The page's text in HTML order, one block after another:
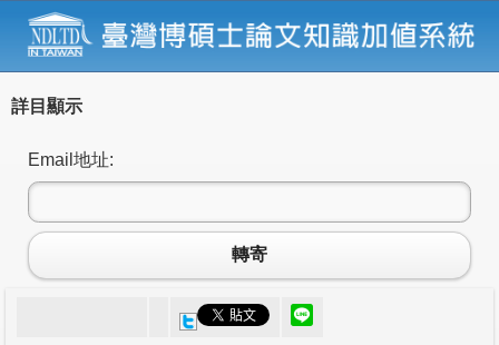
詳目顯示
Email地址:
轉寄